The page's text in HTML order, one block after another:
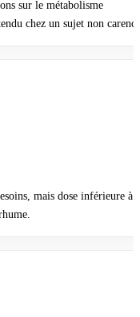
sur le métabolisme
chez un sujet non
mais dose inférieure à